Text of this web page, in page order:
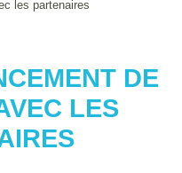
les partenaires
DE
LES